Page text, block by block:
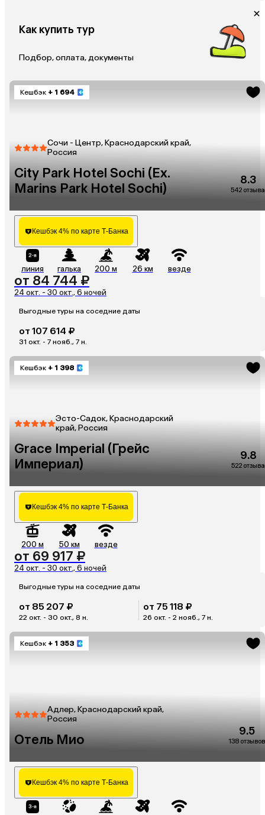
Как купить тур
Подбор, оплата, документы
Кешбэк + 1 694
Сочи - Центр, Краснодарский край,
Россия
City Park Hotel Sochi (Ex.
Marins Park Hotel Sochi)
8.3
542 отзыва
Кешбэк 4% по карте Т-Банка
линия галька 200 м 26 км везде
от 84 744 ₽
24 окт. - 30 окт., 6 ночей
Выгодные туры на соседние даты
от 107 614 ₽
31 окт. - 7 нояб., 7 н.
Кешбэк + 1 398
Эсто-Садок, Краснодарский
край, Россия
Grace Imperial (Грейс
Империал)
9.8
522 отзыва
Кешбэк 4% по карте Т-Банка
200 м 50 км везде
от 69 917 ₽
24 окт. - 30 окт., 6 ночей
Выгодные туры на соседние даты
от 85 207 ₽
22 окт. - 30 окт., 8 н.
от 75 118 ₽
26 окт. - 2 нояб., 7 н.
Кешбэк + 1 353
Адлер, Краснодарский край,
Россия
Отель Мио
9.5
138 отзывов
Кешбэк 4% по карте Т-Банка